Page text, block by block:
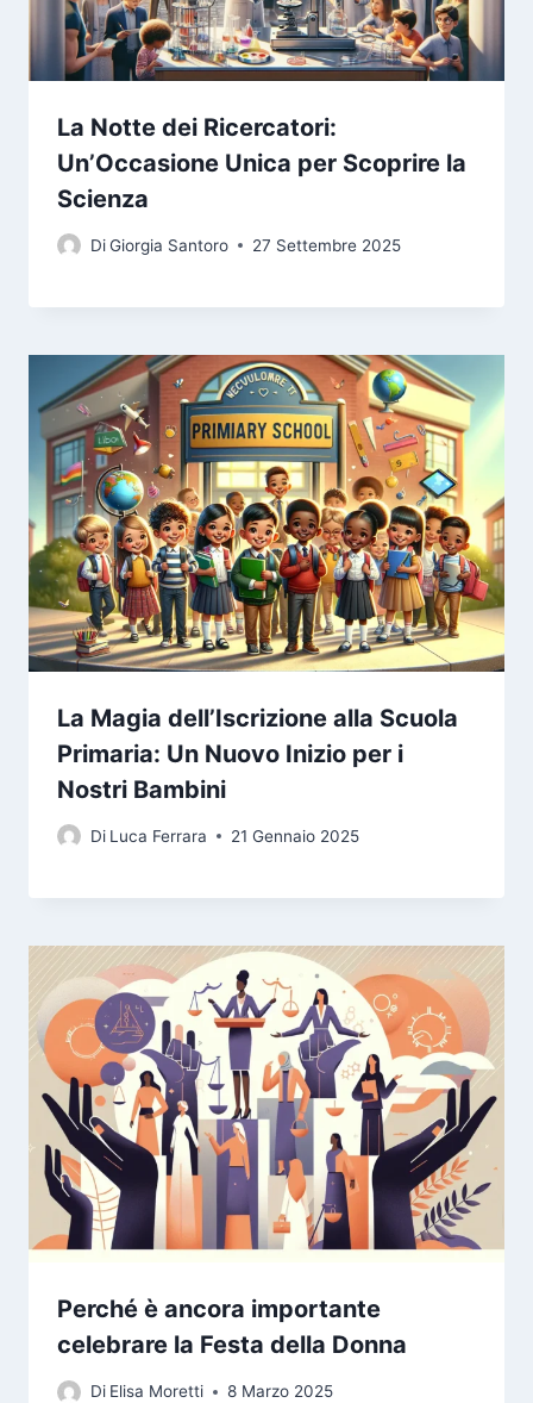
La Notte dei Ricercatori:
Un’Occasione Unica per Scoprire la
Scienza
DiGiorgia Santoro 27 Settembre 2025
La Magia dell’Iscrizione alla Scuola
Primaria: Un Nuovo Inizio per i
Nostri Bambini
Di Luca Ferrara 21 Gennaio 2025
Perché è ancora importante
celebrare la Festa della Donna
Di Elisa Moretti 8 Marzo 2025